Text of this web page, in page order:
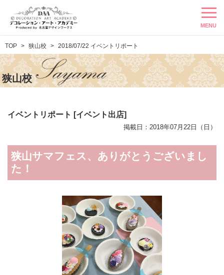
MENU
TOP 狭山校 2018/07/22 イベントリポート
狭山校
イベントリポート [イベント出店]
掲載日：2018年07月22日（日）
狭山サマフェス、ありがとうございまし
た！